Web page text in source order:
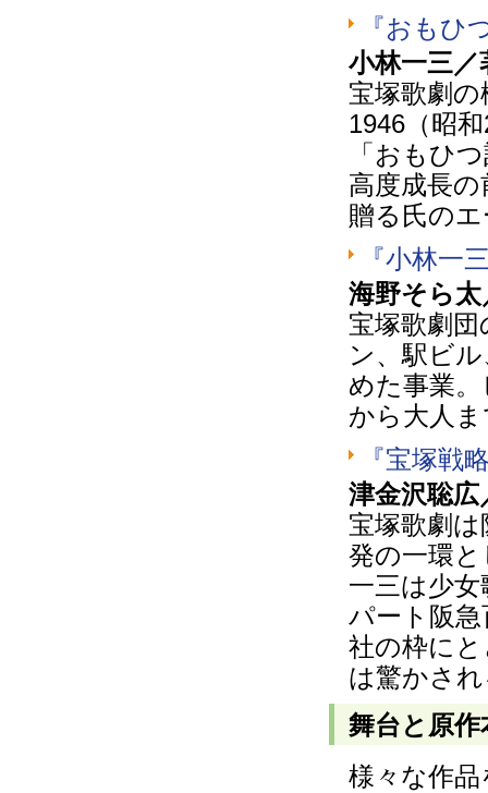
『おもひ
小林一三
宝塚歌劇
1946（昭
「おもひ
高度成長
贈る氏の
『小林一
海野そら
宝塚歌劇
ン、駅ビ
めた事業
から大人
『宝塚戦
津金沢聡
宝塚歌劇
発の一環
一三は少
パート阪
社の枠に
は驚かさ
舞台と原作
様々な作